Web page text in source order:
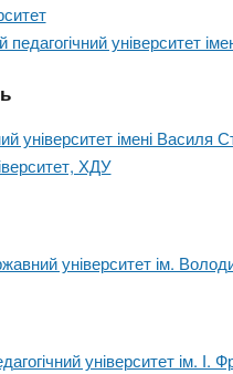
університет
університет імені
ХДУ
університет ім.
університет ім. І.